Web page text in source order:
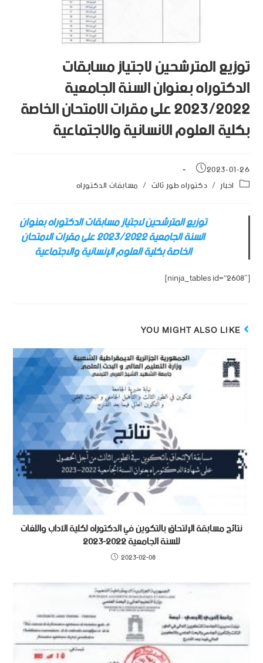
توزيع المترشحين لاجتياز مسابقات
الدكتوراه بعنوان السنة الجامعية
2023/2022 على مقرات الامتحان الخاصة
بكلية العلوم الإنسانية والاجتماعية
2023-01-26
اخبار / دكتوراه طور ثالث / مسابقات الدكتوراه
توزيع المترشحين لاجتياز مسابقات الدكتوراه بعنوان
السنة الجامعية 2023/2022 على مقرات الامتحان
الخاصة بكلية العلوم الإنسانية والاجتماعية
[ninja_tables id=”2608″]
YOU MIGHT ALSO LIKE
نتائج مسابقة الإلتحاق بالتكوين في الدكتوراه لكلية الآداب واللغات
للسنة الجامعية 2022-2023
2023-02-08